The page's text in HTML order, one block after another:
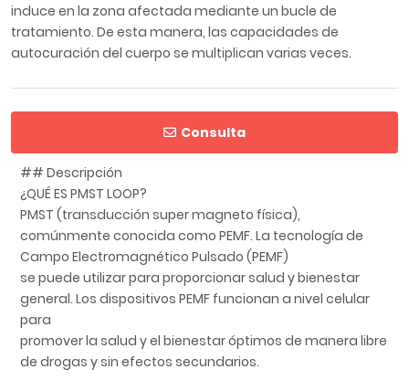
induce en la zona afectada mediante un bucle de
tratamiento. De esta manera, las capacidades de
autocuración del cuerpo se multiplican varias veces.
Consulta
## Descripción
¿QUÉ ES PMST LOOP?
PMST (transducción super magneto física),
comúnmente conocida como PEMF. La tecnología de
Campo Electromagnético Pulsado (PEMF)
se puede utilizar para proporcionar salud y bienestar
general. Los dispositivos PEMF funcionan a nivel celular
para
promover la salud y el bienestar óptimos de manera libre
de drogas y sin efectos secundarios.